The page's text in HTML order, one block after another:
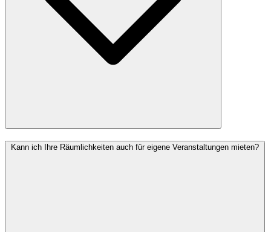
Kann ich Ihre Räumlichkeiten auch für eigene Veranstaltungen mieten?